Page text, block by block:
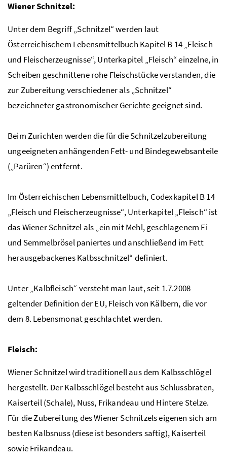
Wiener Schnitzel:
Unter dem Begriff „Schnitzel“ werden laut
Österreichischem Lebensmittelbuch Kapitel B 14 „Fleisch
und Fleischerzeugnisse“, Unterkapitel „Fleisch“ einzelne, in
Scheiben geschnittene rohe Fleischstücke verstanden, die
zur Zubereitung verschiedener als „Schnitzel“
bezeichneter gastronomischer Gerichte geeignet sind.
Beim Zurichten werden die für die Schnitzelzubereitung
ungeeigneten anhängenden Fett- und Bindegewebsanteile
(„Parüren“) entfernt.
Im Österreichischen Lebensmittelbuch, Codexkapitel B 14
„Fleisch und Fleischerzeugnisse“, Unterkapitel „Fleisch“ ist
das Wiener Schnitzel als „ein mit Mehl, geschlagenem Ei
und Semmelbrösel paniertes und anschließend im Fett
herausgebackenes Kalbsschnitzel“ definiert.
Unter „Kalbfleisch“ versteht man laut, seit 1.7.2008
geltender Definition der EU, Fleisch von Kälbern, die vor
dem 8. Lebensmonat geschlachtet werden.
Fleisch:
Wiener Schnitzel wird traditionell aus dem Kalbsschlögel
hergestellt. Der Kalbsschlögel besteht aus Schlussbraten,
Kaiserteil (Schale), Nuss, Frikandeau und Hintere Stelze.
Für die Zubereitung des Wiener Schnitzels eigenen sich am
besten Kalbsnuss (diese ist besonders saftig), Kaiserteil
sowie Frikandeau.